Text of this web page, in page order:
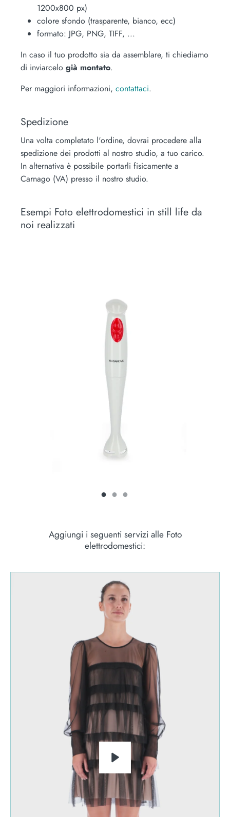
1200x800 px)
colore sfondo (trasparente, bianco, ecc)
formato: JPG, PNG, TIFF, ...
In caso il tuo prodotto sia da assemblare, ti chiediamo
di inviarcelo già montato.
Per maggiori informazioni, contattaci.
Spedizione
Una volta completato l'ordine, dovrai procedere alla
spedizione dei prodotti al nostro studio, a tuo carico.
In alternativa è possibile portarli fisicamente a
Carnago (VA) presso il nostro studio.
Esempi Foto elettrodomestici in still life da
noi realizzati
Aggiungi i seguenti servizi alle Foto
elettrodomestici:
RIPRODUCI